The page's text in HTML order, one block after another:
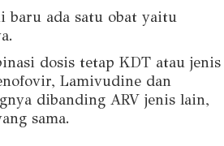
baru ada satu obat yaitu
dosis tetap KDT atau jenis
Lamivudine dan
dibanding ARV jenis lain,
sama.